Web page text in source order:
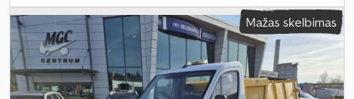
4x2, ratų bazė:4 400 mm, kuras:dyzelinas, spalva:balta, pavaros
tipas: mechaninis, pavarų skaičius:6, emisijos klasė:Euro 6,
pakaba:plienas , sėdimų vietų skaičius:3, krovinio erdvės tūris:
15
m³
, krovimo vietos ilgis: 4 360 mm , krovinių skyriaus plotis:1 760
mm, krovos erdvės aukštis: 1 930 mm, Gamybos metai:2020
Įranga:ABS, AdBlue, borto kompiuteris, centrinis užraktas,
Mažas skelbimas